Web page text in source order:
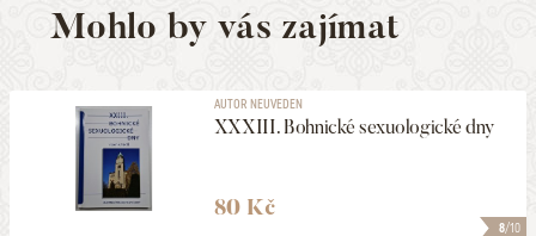
Mohlo by vás zajímat
8/10
AUTOR NEUVEDEN
XXXIII. Bohnické sexuologické dny
80 Kč